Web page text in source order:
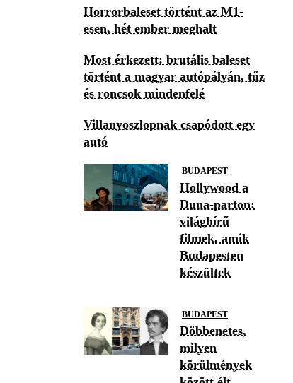
Horrorbaleset történt az M1-
esen, hét ember meghalt
Most érkezett: brutális baleset
történt a magyar autópályán, tűz
és roncsok mindenfelé
Villanyoszlopnak csapódott egy
autó
BUDAPEST
Hollywood a
Duna-parton:
világhírű
filmek, amik
Budapesten
készültek
BUDAPEST
Döbbenetes,
milyen
körülmények